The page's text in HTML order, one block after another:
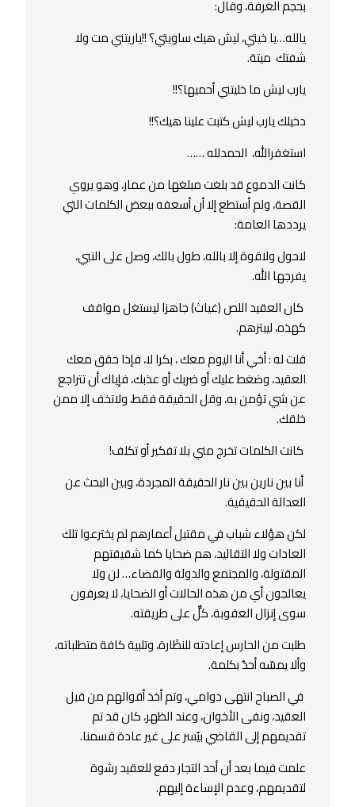
بحجم الغرفة، وقال:
يالله…يا خيتي، ليش هيك ساويتي؟ !!ياريتني مت ولا
شفتك ميتة.
يارب ليش ما خليتني أحميها؟!!
دخيلك يارب ليش كتبت علينا هيك؟!!
استغفرالله، الحمدلله ……
كانت الدموع قد بلغت مبلغها من عمار، وهو يروي
القصة، ولم أستطع إلا أن أسعفه ببعض الكلمات التي
يرددها العامة:
لاحول ولاقوة إلا بالله، طول بالك، وصل على النبي،
يفرجها الله.
كان العقيد اللص (غياث) جاهزا ليستغل مواقف
كهذه، ليبتزهم.
قلت له : أخي أنا اليوم معك ، بكرا ﻻ، فإذا حقق معك
العقيد، وضغط عليك أو ضربك أو عذبك، فإياك أن تتراجع
عن شي تؤمن به، وقل الحقيقة فقط، وﻻتخف إﻻ ممن
خلقك.
كانت الكلمات تخرج مني بلا تفكير أو تكلف!
أنا بين نارين بين نار الحقيقة المجردة، وبين البحث عن
العدالة الحقيقية.
لكن هؤلاء شباب في مقتبل أعمارهم لم يخترعوا تلك
العادات ولا التقاليد، هم ضحايا كما شقيقتهم
المقتولة، والمجتمع والدولة والقضاء… لن ولا
يعالجون أي من هذه الحالات أو الضحايا، لا يعرفون
سوى إنزال العقوبة، كلٌّ على طريقته.
طلبت من الحارس إعادته للنظَارة، وتلبية كافة متطلباته،
وألا يمسّه أحدٌ بكلمة.
في الصباح انتهى دوامي، وتم أخذ أقوالهم من قبل
العقيد، ونفى الأخوان، وعند الظهر، كان قد تم
تقديمهم إلى القاضي بيُسر على غير عادة قسمنا.
علمت فيما بعد أن أحد التجار دفع للعقيد رشوة
لتقديمهم، وعدم الإساءة إليهم.